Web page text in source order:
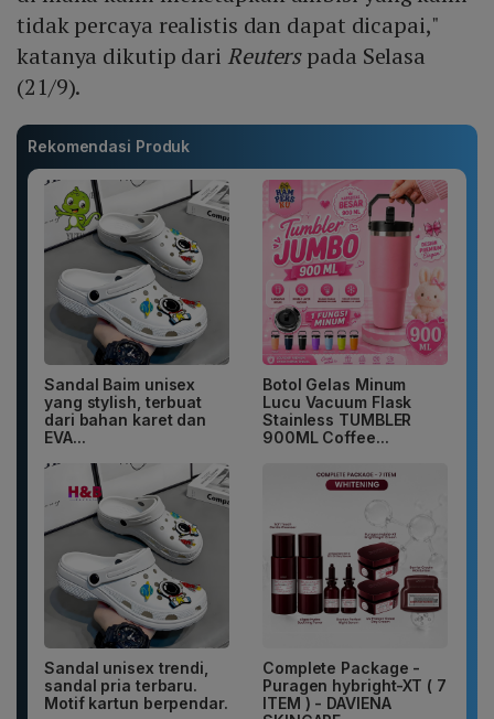
tidak percaya realistis dan dapat dicapai,"
katanya dikutip dari Reuterspada Selasa
(21/9).
Rekomendasi Produk
Sandal Baim unisex
yang stylish, terbuat
dari bahan karet dan
EVA...
Botol Gelas Minum
Lucu Vacuum Flask
Stainless TUMBLER
900ML Coffee...
Sandal unisex trendi,
sandal pria terbaru.
Motif kartun berpendar.
Complete Package -
Puragen hybright-XT ( 7
ITEM ) - DAVIENA